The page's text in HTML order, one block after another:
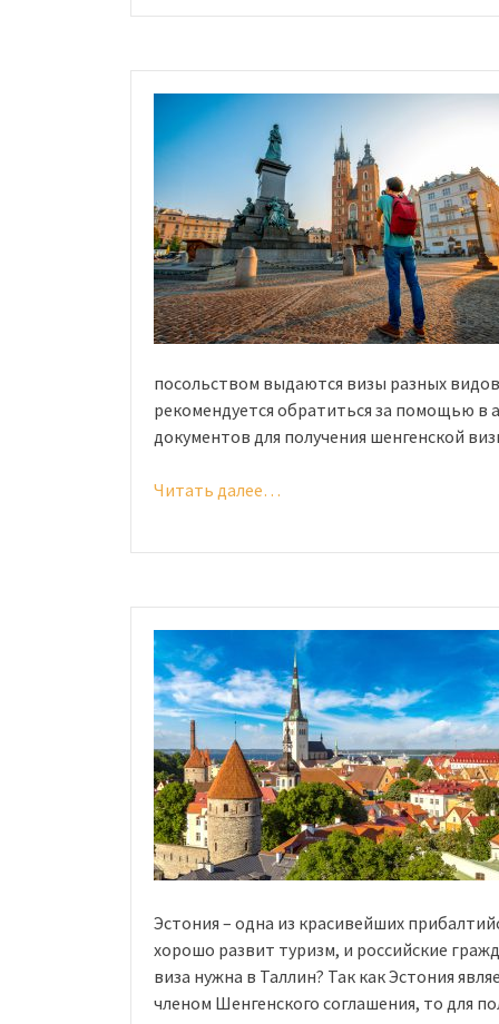
году:
особенности
оформления
и
правила
безвизового
въезда»
посольством выдаются визы разных
рекомендуется обратиться за помощью
документов для получения шенгенской
Читать далее…
требования
к
документам
россиян»
Эстония – одна из красивейших
хорошо развит туризм, и российские
виза нужна в Таллин? Так как Эстония
членом Шенгенского соглашения, то для